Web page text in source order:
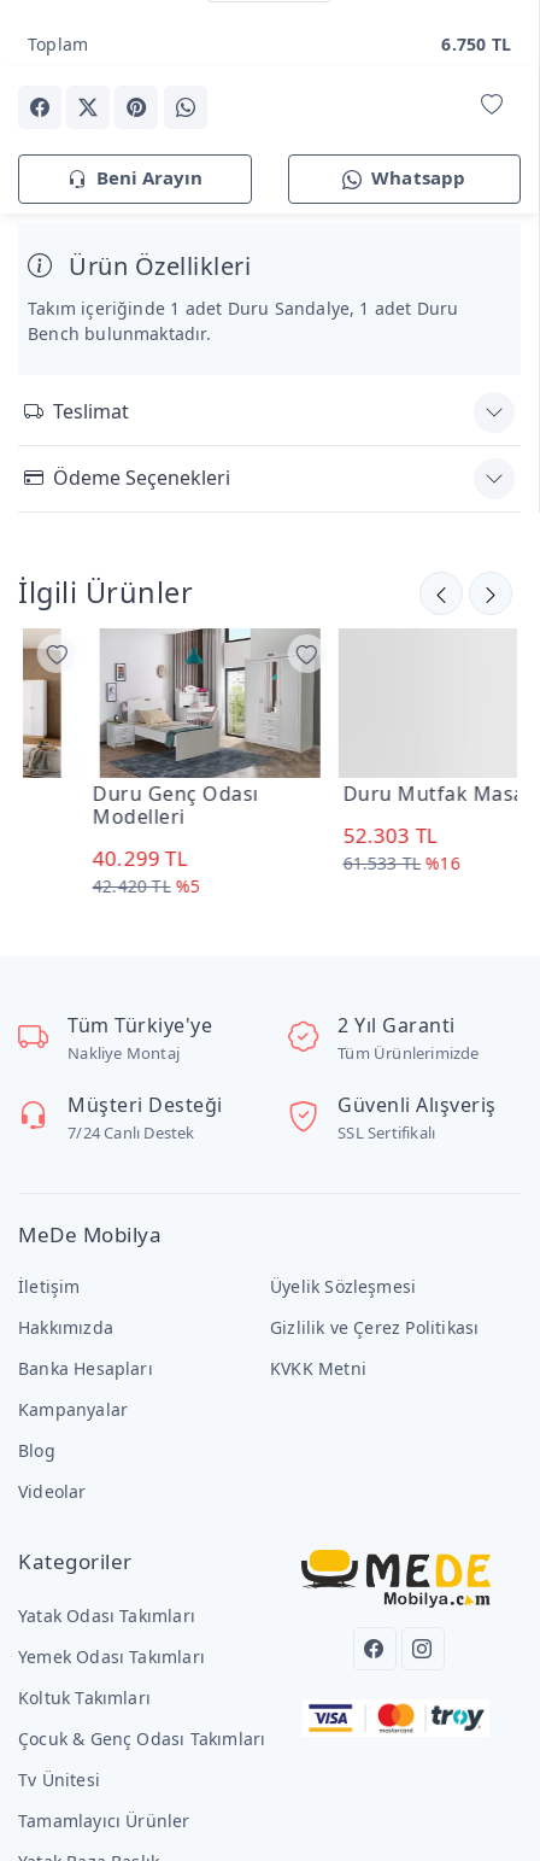
Toplam 6.750 TL
Beni Arayın Whatsapp
Ürün Özellikleri
Takım içeriğinde 1 adet Duru Sandalye, 1 adet Duru
Bench bulunmaktadır.
Teslimat
Ödeme Seçenekleri
İlgili Ürünler
Duru Genç Odası
Modelleri
40.299 TL
42.420 TL %5
Duru Mutfak Masası
52.303 TL
61.533 TL %16
Tüm Türkiye'ye
Nakliye Montaj
2 Yıl Garanti
Tüm Ürünlerimizde
Müşteri Desteği
7/24 Canlı Destek
Güvenli Alışveriş
SSL Sertifikalı
MeDe Mobilya
İletişim
Hakkımızda
Banka Hesapları
Kampanyalar
Blog
Videolar
Üyelik Sözleşmesi
Gizlilik ve Çerez Politikası
KVKK Metni
Kategoriler
Yatak Odası Takımları
Yemek Odası Takımları
Koltuk Takımları
Çocuk & Genç Odası Takımları
Tv Ünitesi
Tamamlayıcı Ürünler